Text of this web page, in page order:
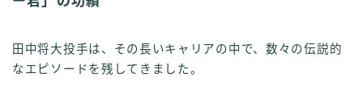
田中将大投手は、その長いキャリアの中で、数々の伝説的
なエピソードを残してきました。